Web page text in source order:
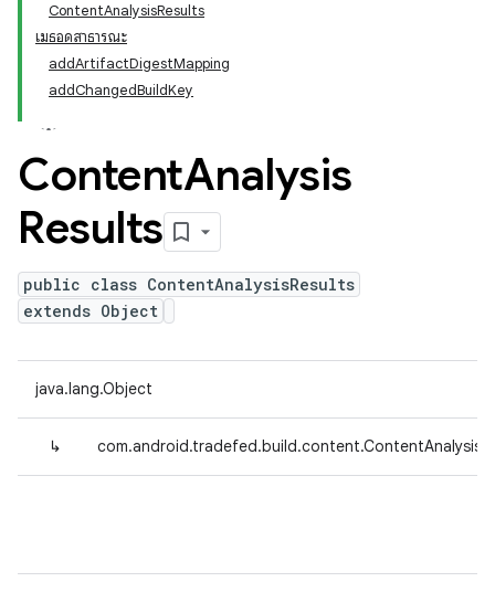
ContentAnalysisResults
เมธอดสาธารณะ
addArtifactDigestMapping
addChangedBuildKey
ContentAnalysis
Results
public class ContentAnalysisResults
extends Object
java.lang.Object
↳